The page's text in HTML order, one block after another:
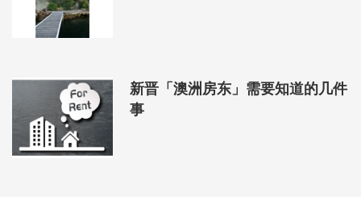
新晋「澳洲房东」需要知道的几件
事